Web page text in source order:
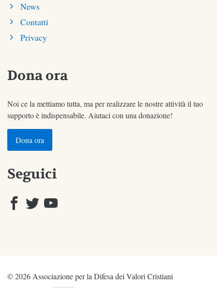
News
Contatti
Privacy
Dona ora
Noi ce la mettiamo tutta, ma per realizzare le nostre attività il tuo
supporto è indispensabile. Aiutaci con una donazione!
Dona ora
Seguici
© 2026 Associazione per la Difesa dei Valori Cristiani